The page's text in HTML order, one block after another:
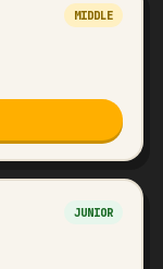
MIDDLE
JUNIOR